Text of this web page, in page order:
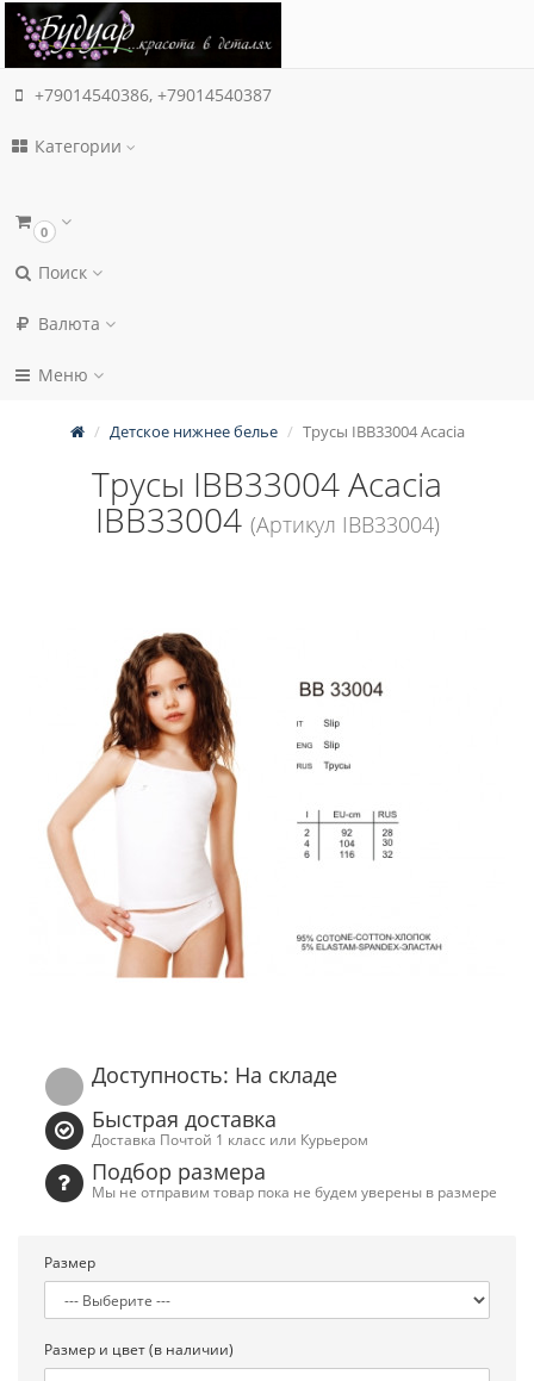
+79014540386, +79014540387
Категории
0
Поиск
Валюта
Меню
Детское нижнее белье Трусы IBB33004 Acacia
Трусы IBB33004 Acacia
IBB33004 (Артикул IBB33004)
Доступность: На складе
Быстрая доставка
Доставка Почтой 1 класс или Курьером
Подбор размера
Мы не отправим товар пока не будем уверены в размере
Размер
Размер и цвет (в наличии)